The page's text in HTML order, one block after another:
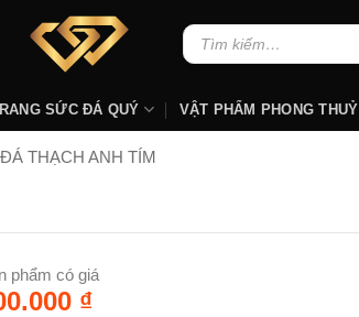
Tìm
kiếm:
SỨC ĐÁ QUÝ VẬT PHẨM PHONG THUỶ
THẠCH ANH TÍM
phẩm có giá
₫